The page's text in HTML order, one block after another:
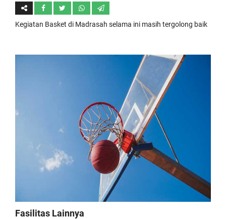
Kegiatan Basket di Madrasah selama ini masih tergolong baik
Fasilitas Lainnya